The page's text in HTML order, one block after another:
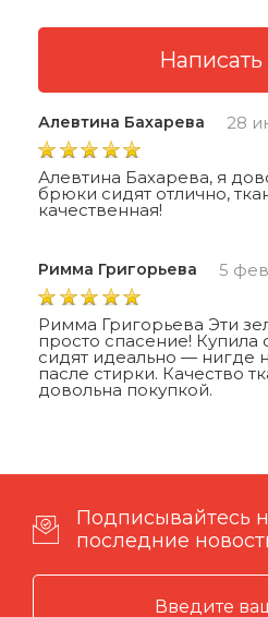
Алевтина Бахарева 28
Алевтина Бахарева, я
брюки сидят отлично,
качественная!
Римма Григорьева 5
Римма Григорьева Эти
просто спасение! Купила
сидят идеально — нигде
пасле стирки. Качество
довольна покупкой.
Подписывайтесь
последние